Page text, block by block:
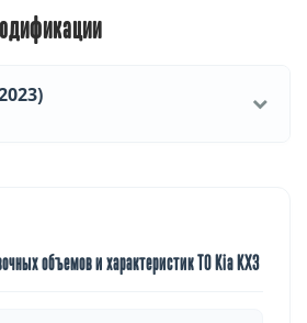
объемов и характеристик ТО Kia KX3